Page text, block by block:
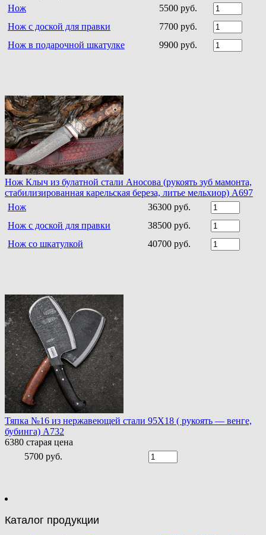
Нож
5500 руб.
Нож с доской для правки
7700 руб.
Нож в подарочной шкатулке
9900 руб.
Нож Клыч из булатной стали Аносова (рукоять зуб мамонта,
стабилизированная карельская береза, литье мельхиор) A697
Нож
36300 руб.
Нож с доской для правки
38500 руб.
Нож со шкатулкой
40700 руб.
Тяпка №16 из нержавеющей стали 95Х18 ( рукоять — венге,
бубинга) A732
6380 старая цена
5700 руб.
Каталог продукции